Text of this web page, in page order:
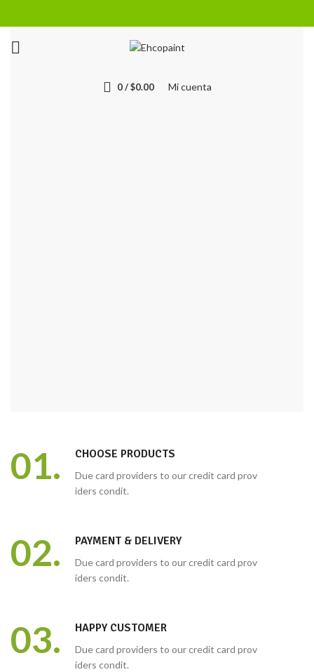
0/ $0.00 Mi cuenta
01. CHOOSE PRODUCTS
Due card providers to our credit card prov
iders condit.
02. PAYMENT & DELIVERY
Due card providers to our credit card prov
iders condit.
03. HAPPY CUSTOMER
Due card providers to our credit card prov
iders condit.